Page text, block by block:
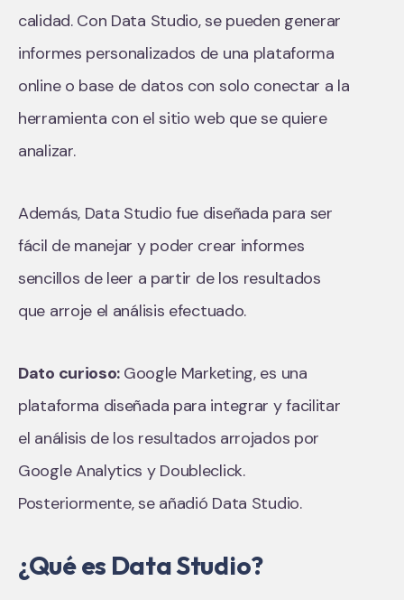
calidad. Con Data Studio, se pueden generar
informes personalizados de una plataforma
online o base de datos con solo conectar a la
herramienta con el sitio web que se quiere
analizar.
Además, Data Studio fue diseñada para ser
fácil de manejar y poder crear informes
sencillos de leer a partir de los resultados
que arroje el análisis efectuado.
Dato curioso: Google Marketing, es una
plataforma diseñada para integrar y facilitar
el análisis de los resultados arrojados por
Google Analytics y Doubleclick.
Posteriormente, se añadió Data Studio.
¿Qué es Data Studio?